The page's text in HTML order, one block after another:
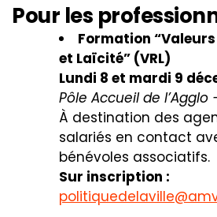
Pour les
Formation
et Laïcité” (VRL)
Lundi 8 et mardi 9
Pôle Accueil de
À destination des
salariés en contact
bénévoles associatifs.
Sur inscription :